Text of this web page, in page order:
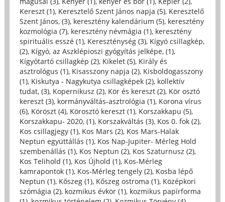
Kereszt (1), Keresztelő Szent János napja (5), Keresztelő
Szent János, (3), keresztény kalendárium (5), keresztény
kozmológia (7), keresztény névmágia (1), keresztény
spirituális esszé (1), Kereszténység (3), Kígyó csillagkép,
(2), Kígyó, az Aszklépioszi gyógyítás jelképe, (1),
Kígyótartó csillagkép (2), Kikelet (5), Király és
asztrológus (1), Kisasszony napja (2), Kisboldogasszony
(1), Kiskutya - Nagykutya csillagképek (2), kollektív
tudat, (3), Kopernikusz (2), Kör és kereszt (2), Kör osztó
kereszt (3), kormányváltás-asztrológia (1), Korona vírus
(6), Köröszt (4), Körosztó kereszt (1), Korszakkapu (5),
Korszakkapu- 2020, (1), Korszakváltás (3), Kos 0. fok (2),
Kos csillagjegy (1), Kos Mars (2), Kos Mars-Halak
Neptun együttállás (1), Kos Nap-Jupiter- Mérleg Hold
szembenállás (1), Kos Neptun (2), Kos Szaturnusz (2),
Kos Telihold (1), Kos Újhold (1), Kos-Mérleg
kamrapontok (1), Kos-Mérleg tengely (2), Kosba lépő
Neptun (1), Kőszeg (1), Kőszeg ostroma (1), Középkori
szómágia (2), kozmikus évkör (1), kozmikus papírforma